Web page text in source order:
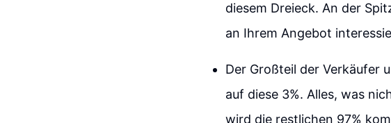
diesem Dreieck. An der
an Ihrem Angebot
Der Großteil der Verkäufer
auf diese 3%. Alles, was
wird die restlichen 97%